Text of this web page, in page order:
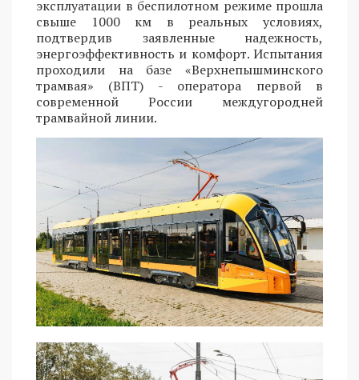
эксплуатации в беспилотном режиме прошла
свыше 1000 км в реальных условиях,
подтвердив заявленные надежность,
энергоэффективность и комфорт. Испытания
проходили на базе «Верхнепышминского
трамвая» (ВПТ) - оператора первой в
современной России междугородней
трамвайной линии.